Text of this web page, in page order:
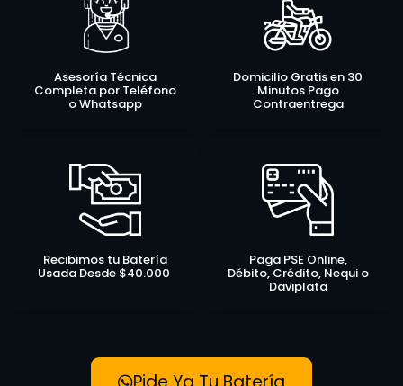
Asesoría Técnica
Completa por Teléfono
o Whatsapp
Domicilio Gratis en 30
Minutos Pago
Contraentrega
Recibimos tu Batería
Usada Desde $40.000
Paga PSE Online,
Débito, Crédito, Nequi o
Daviplata